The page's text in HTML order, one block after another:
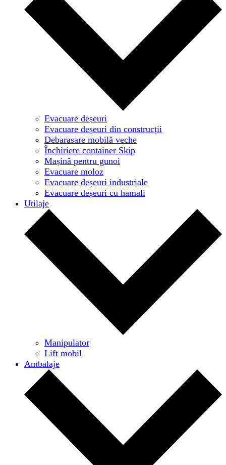
Evacuare deșeuri
Evacuare deșeuri din construcții
Debarasare mobilă veche
Închiriere container Skip
Mașină pentru gunoi
Evacuare moloz
Evacuare deșeuri industriale
Evacuare deșeuri cu hamali
Utilaje
Manipulator
Lift mobil
Ambalaje